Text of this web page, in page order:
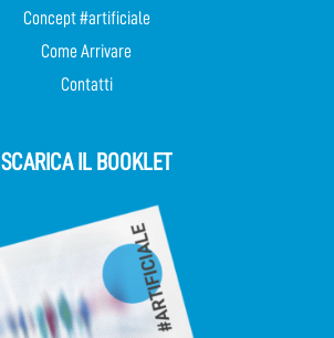
Concept #artificiale
Come Arrivare
Contatti
SCARICA IL BOOKLET